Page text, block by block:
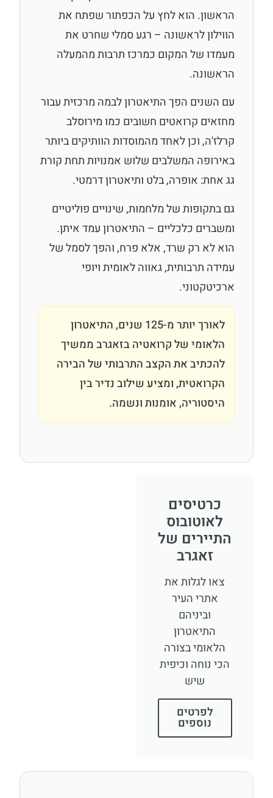
הראשון. הוא לחץ על הכפתור שפתח את
הווילון לראשונה – רגע סמלי שחרט את
מעמדו של המקום כמרכז תרבות מהמעלה
הראשונה.
עם השנים הפך התיאטרון לבמה מרכזית עבור
מחזאים קרואטים חשובים כמו מירוסלב
קרלז'ה, וכן לאחד מהמוסדות הוותיקים ביותר
באירופה המשלבים שלוש אמנויות תחת קורת
גג אחת: אופרה, בלט ותיאטרון דרמטי.
גם בתקופות של מלחמות, שינויים פוליטיים
ומשברים כלכליים – התיאטרון עמד איתן.
הוא לא רק שרד, אלא פרח, והפך לסמל של
עמידה תרבותית, גאווה לאומית ויופי
ארכיטקטוני.
לאורך יותר מ-125 שנים, התיאטרון
הלאומי של קרואטיה בזאגרב ממשיך
להכתיב את הקצב התרבותי של הבירה
הקרואטית, ומציע שילוב נדיר בין
היסטוריה, אומנות ונשמה.
כרטיסים
לאוטובוס
התיירים של
זאגרב
צאו לגלות את
אתרי העיר
וביניהם
התיאטרון
הלאומי בצורה
הכי נוחה וכיפית
שיש
לפרטים
נוספים